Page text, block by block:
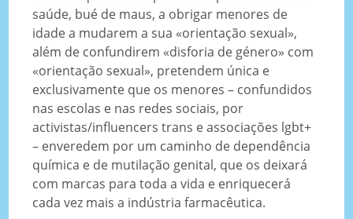
saúde, bué de maus, a obrigar menores de
idade a mudarem a sua «orientação sexual»,
além de confundirem «disforia de género» com
«orientação sexual», pretendem única e
exclusivamente que os menores – confundidos
nas escolas e nas redes sociais, por
activistas/influencers trans e associações lgbt+
– enveredem por um caminho de dependência
química e de mutilação genital, que os deixará
com marcas para toda a vida e enriquecerá
cada vez mais a indústria farmacêutica.